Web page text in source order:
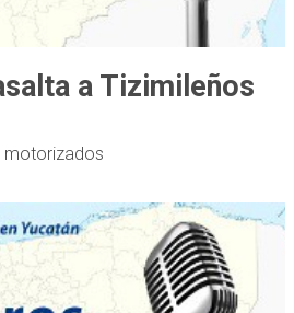
a Tizimileños
motorizados